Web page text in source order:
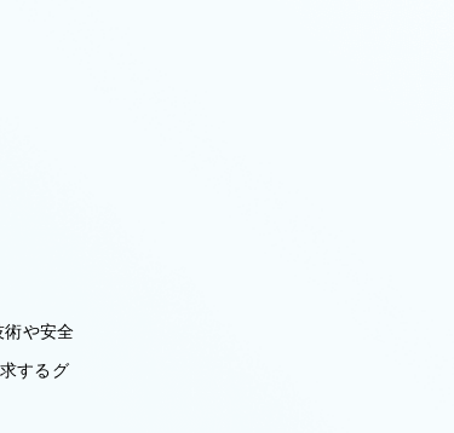
や安全
するグ